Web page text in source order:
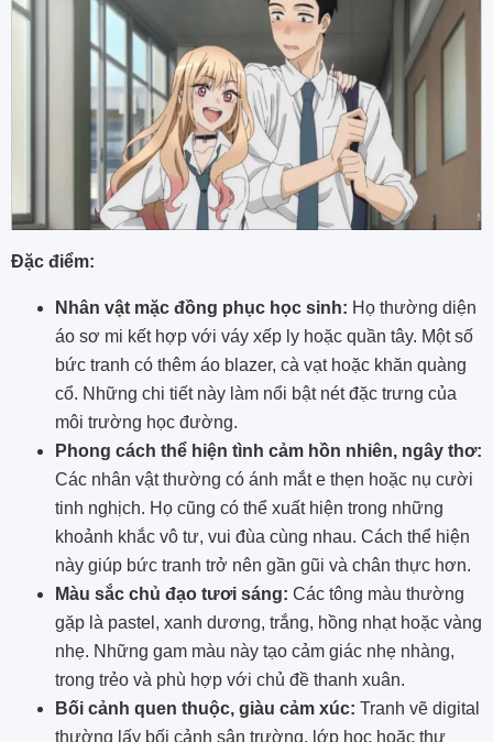
Đặc điểm:
Nhân vật mặc đồng phục học sinh: Họ thường diện
áo sơ mi kết hợp với váy xếp ly hoặc quần tây. Một số
bức tranh có thêm áo blazer, cà vạt hoặc khăn quàng
cổ. Những chi tiết này làm nổi bật nét đặc trưng của
môi trường học đường.
Phong cách thể hiện tình cảm hồn nhiên, ngây thơ:
Các nhân vật thường có ánh mắt e thẹn hoặc nụ cười
tinh nghịch. Họ cũng có thể xuất hiện trong những
khoảnh khắc vô tư, vui đùa cùng nhau. Cách thể hiện
này giúp bức tranh trở nên gần gũi và chân thực hơn.
Màu sắc chủ đạo tươi sáng: Các tông màu thường
gặp là pastel, xanh dương, trắng, hồng nhạt hoặc vàng
nhẹ. Những gam màu này tạo cảm giác nhẹ nhàng,
trong trẻo và phù hợp với chủ đề thanh xuân.
Bối cảnh quen thuộc, giàu cảm xúc: Tranh vẽ digital
thường lấy bối cảnh sân trường, lớp học hoặc thư